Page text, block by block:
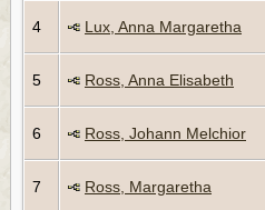
4 Lux, Anna Margaretha
5 Ross, Anna Elisabeth
6 Ross, Johann Melchior
7 Ross, Margaretha